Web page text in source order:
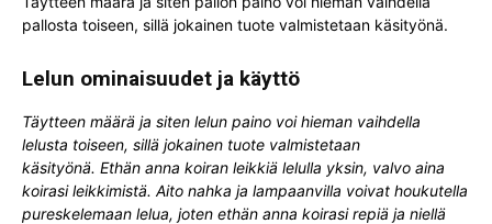
pallosta toiseen, sillä jokainen tuote valmistetaan käsityönä.
Lelun ominaisuudet ja käyttö
Täytteen määrä ja siten lelun paino voi hieman vaihdella
lelusta toiseen, sillä jokainen tuote valmistetaan
käsityönä. Ethän anna koiran leikkiä lelulla yksin, valvo aina
koirasi leikkimistä. Aito nahka ja lampaanvilla voivat houkutella
pureskelemaan lelua, joten ethän anna koirasi repiä ja niellä